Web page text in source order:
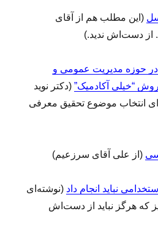
(این مطلب هم از آقای
از دست‌اش ندید.)
حوزه مدیریت عمومی و
“خیلی آکادمیک” (دکتر نوید
انتخاب موضوع تحقیق معرفی
(از علی آقای سرزعیم)
نباید انجام داد (نوشته‌ای
که هرگز نباید از دست‌اش